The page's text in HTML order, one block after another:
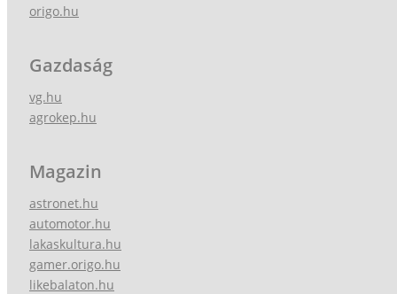
origo.hu
Gazdaság
vg.hu
agrokep.hu
Magazin
astronet.hu
automotor.hu
lakaskultura.hu
gamer.origo.hu
likebalaton.hu